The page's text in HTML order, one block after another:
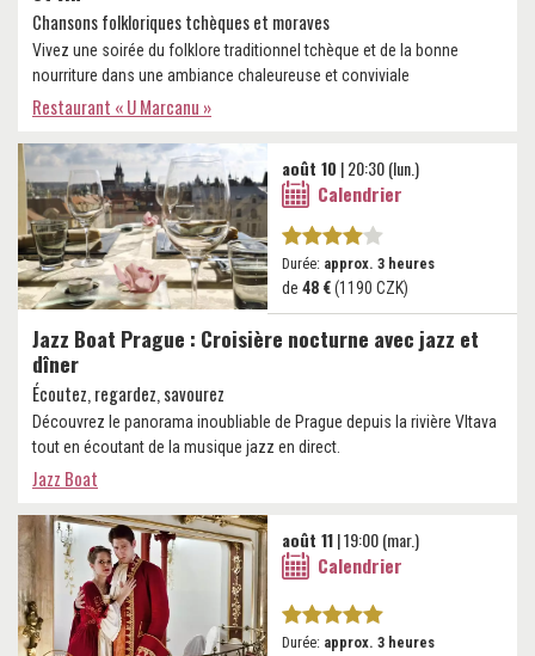
Chansons folkloriques tchèques et moraves
Vivez une soirée du folklore traditionnel tchèque et de la bonne
nourriture dans une ambiance chaleureuse et conviviale
Restaurant « U Marcanu »
Jazz Boat Prague : Croisière nocturne avec jazz et
dîner
Écoutez, regardez, savourez
Découvrez le panorama inoubliable de Prague depuis la rivière Vltava
tout en écoutant de la musique jazz en direct.
Jazz Boat
août 10 | 20:30 (lun.)
Calendrier
Durée: approx. 3 heures
de 48 €(1190 CZK)
août 11| 19:00 (mar.)
Calendrier
Durée: approx. 3 heures